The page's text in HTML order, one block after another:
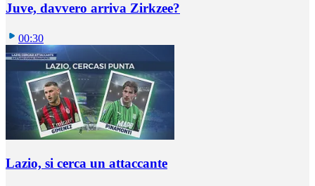
Juve, davvero arriva Zirkzee?
00:30
Lazio, si cerca un attaccante